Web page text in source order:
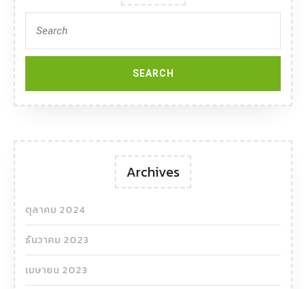
for:
Archives
ตุลาคม 2024
ธันวาคม 2023
เมษายน 2023